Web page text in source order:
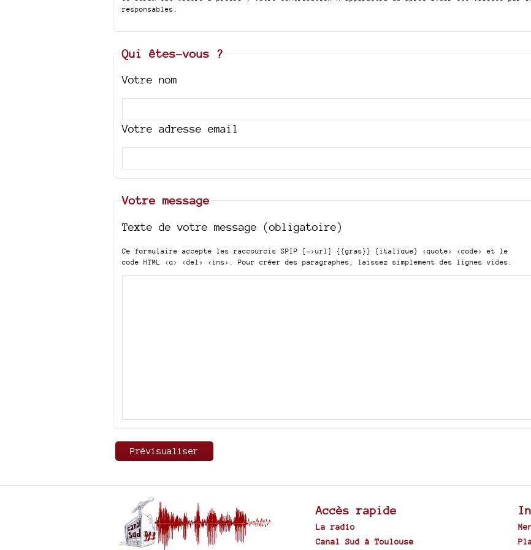
responsables.
Qui êtes-vous ?
Votre nom
Votre adresse email
Votre message
Texte de votre message (obligatoire)
Ce formulaire accepte les raccourcis SPIP [->url] {{gras}} {italique} <quote> <code>
et le
code HTML <q> <del> <ins> . Pour créer des paragraphes, laissez simplement des lignes vides.
Accès rapide
La radio
Canal Sud à Toulouse